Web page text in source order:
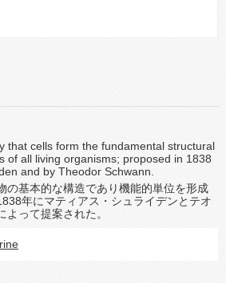
that cells form the fundamental structural
of all living organisms; proposed in 1838
and by Theodor Schwann.
の基本的な構造であり機能的単位を形成
年にマティアス・シュライデンとテオ
よって提案された。